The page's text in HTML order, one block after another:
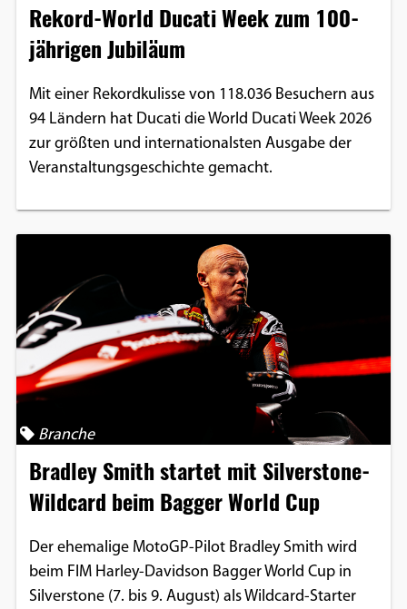
Rekord-World Ducati Week zum 100-
jährigen Jubiläum
Mit einer Rekordkulisse von 118.036 Besuchern aus
94 Ländern hat Ducati die World Ducati Week 2026
zur größten und internationalsten Ausgabe der
Veranstaltungsgeschichte gemacht.
Branche
Bradley Smith startet mit Silverstone-
Wildcard beim Bagger World Cup
Der ehemalige MotoGP-Pilot Bradley Smith wird
beim FIM Harley-Davidson Bagger World Cup in
Silverstone (7. bis 9. August) als Wildcard-Starter